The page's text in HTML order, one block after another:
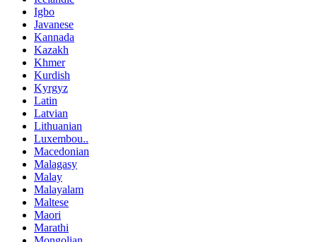
Igbo
Javanese
Kannada
Kazakh
Khmer
Kurdish
Kyrgyz
Latin
Latvian
Lithuanian
Luxembou..
Macedonian
Malagasy
Malay
Malayalam
Maltese
Maori
Marathi